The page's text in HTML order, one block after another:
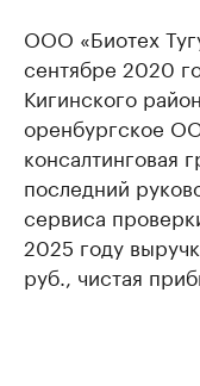
ООО «Биотех
сентябре 2020
Кигинского
оренбургское
консалтинговая
последний
сервиса
2025 году
руб., чистая